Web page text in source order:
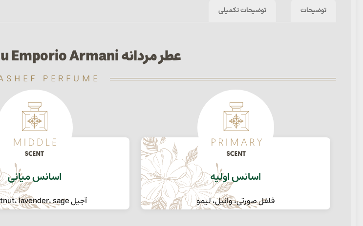
توضیحات توضیحات تکمیلی
عطر مردانه Stronger With You Emporio Armani
PERFUME
اسانس اولیه
فلفل صورتی، وانیل، لیمو
اسانس میانی
آجیل chestnut، lavender، sage